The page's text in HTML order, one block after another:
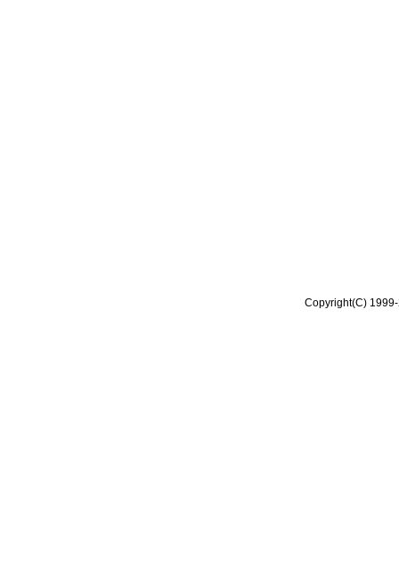
Copyright(C)